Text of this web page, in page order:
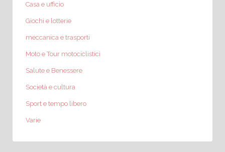
Casa e ufficio
Giochi e lotterie
meccanica e trasporti
Moto e Tour motociclistici
Salute e Benessere
Società e cultura
Sport e tempo libero
Varie